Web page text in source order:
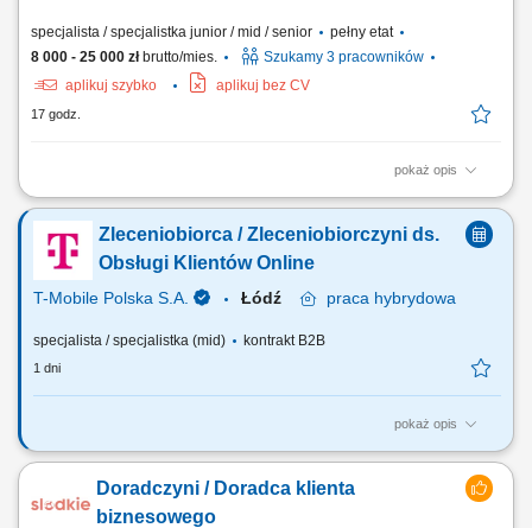
specjalista / specjalistka junior / mid / senior
pełny etat
8 000 - 25 000 złbrutto/mies.
Szukamy 3 pracowników
aplikuj szybko
aplikuj bez CV
17 godz.
pokaż opis
Zakres obowiązków: Prowadzenie profesjonalnych spotkań z klientami
indywidualnymi oraz biznesowymi; Analizowanie potrzeb klientów i
precyzyjne dobieranie rozwiązań finansowych; Aktywne budowanie
oraz rozwijanie własnego portfela klientów; Tworzenie długofalowych
relacji opartych na zaufaniu...
Zleceniobiorca / Zleceniobiorczyni ds.
Obsługi Klientów Online
T-Mobile Polska S.A. Łódź praca hybrydowa
specjalista / specjalistka (mid) kontrakt B2B
1 dni
pokaż opis
ZADANIA KTÓRE NA CIEBIE CZEKAJĄ: około 70% czasu poświęcisz
trafnych odpowiedzi, około 30% czasu zajmie obsługa wiadomości e-
mail oraz rozwiązywanie zgłoszeń klientów, dbanie o wysoką jakość
Doradczyni / Doradca klienta
biznesowego